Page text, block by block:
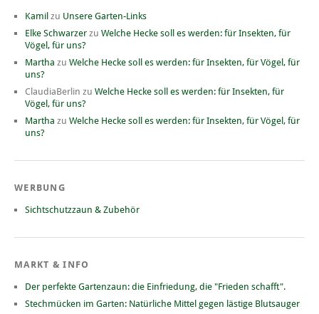
Kamil zu Unsere Garten-Links
Elke Schwarzer zu Welche Hecke soll es werden: für Insekten, für
Vögel, für uns?
Martha zu Welche Hecke soll es werden: für Insekten, für Vögel, für
uns?
ClaudiaBerlin zu Welche Hecke soll es werden: für Insekten, für
Vögel, für uns?
Martha zu Welche Hecke soll es werden: für Insekten, für Vögel, für
uns?
WERBUNG
Sichtschutzzaun & Zubehör
MARKT & INFO
Der perfekte Gartenzaun: die Einfriedung, die "Frieden schafft".
Stechmücken im Garten: Natürliche Mittel gegen lästige Blutsauger